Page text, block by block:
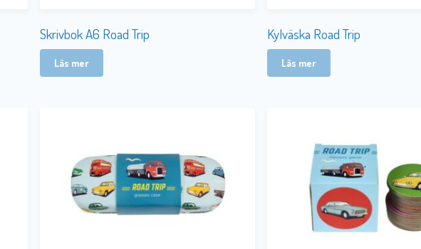
Skrivbok A6 Road Trip
Läs mer
Kylväska Road Trip
Läs mer